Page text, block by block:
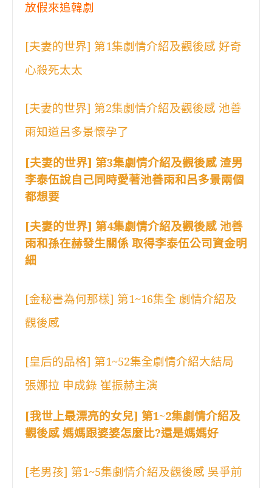
放假來追韓劇
[夫妻的世界] 第1集劇情介紹及觀後感 好奇
心殺死太太
[夫妻的世界] 第2集劇情介紹及觀後感 池善
雨知道呂多景懷孕了
[夫妻的世界] 第3集劇情介紹及觀後感 渣男
李泰伍說自己同時愛著池善雨和呂多景兩個
都想要
[夫妻的世界] 第4集劇情介紹及觀後感 池善
雨和孫在赫發生關係 取得李泰伍公司資金明
細
[金秘書為何那樣] 第1~16集全 劇情介紹及
觀後感
[皇后的品格] 第1~52集全劇情介紹大結局
張娜拉 申成錄 崔振赫主演
[我世上最漂亮的女兒] 第1~2集劇情介紹及
觀後感 媽媽跟婆婆怎麼比?還是媽媽好
[老男孩] 第1~5集劇情介紹及觀後感 吳爭前